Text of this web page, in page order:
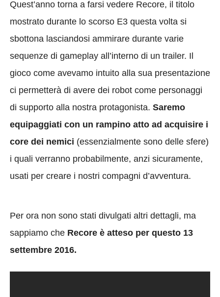
Quest’anno torna a farsi vedere Recore, il titolo
mostrato durante lo scorso E3 questa volta si
sbottona lasciandosi ammirare durante varie
sequenze di gameplay all’interno di un trailer. Il
gioco come avevamo intuito alla sua presentazione
ci permetterà di avere dei robot come personaggi
di supporto alla nostra protagonista. Saremo
equipaggiati con un rampino atto ad acquisire i
core dei nemici (essenzialmente sono delle sfere)
i quali verranno probabilmente, anzi sicuramente,
usati per creare i nostri compagni d’avventura.
Per ora non sono stati divulgati altri dettagli, ma
sappiamo che Recore è atteso per questo 13
settembre 2016.